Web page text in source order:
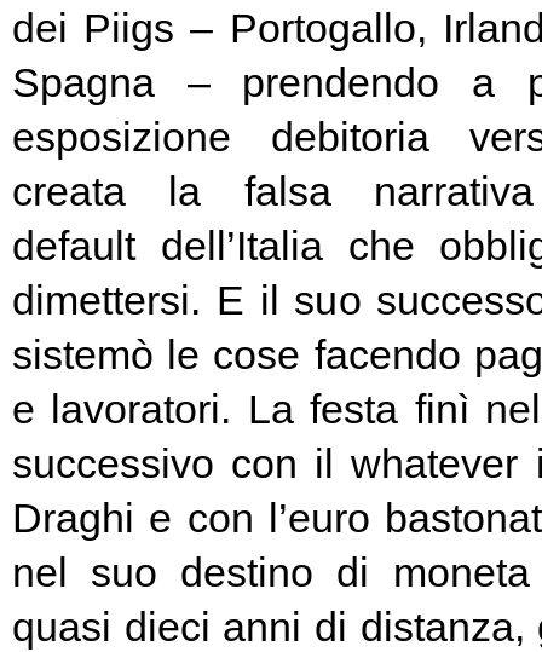
dei Piigs – Portogallo,
Spagna – prendendo a
esposizione debitoria
creata la falsa narrativa
default dell’Italia che
dimettersi. E il suo
sistemò le cose facendo
e lavoratori. La festa finì
successivo con il whatever
Draghi e con l’euro
nel suo destino di
quasi dieci anni di